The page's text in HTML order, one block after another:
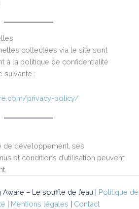
collectées via le site sont
à la politique de confidentialité
suivante :
privacy-policy/
de développement, ses
et conditions d’utilisation peuvent
– Le souffle de l’eau | Politique de
| Mentions légales | Contact